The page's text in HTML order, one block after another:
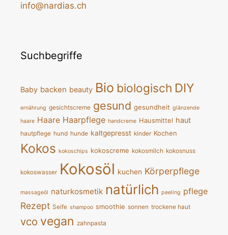
info@nardias.ch
Suchbegriffe
Baby backen beauty Bio biologisch DIY
ernährung gesichtscreme gesund gesundheit glänzende
haare Haare Haarpflege handcreme Hausmittel haut
hautpflege hund hunde kaltgepresst kinder Kochen
Kokos kokoschips kokoscreme kokosmilch kokosnuss
kokoswasser Kokosöl kuchen Körperpflege
massageöl naturkosmetik natürlich peeling pflege
Rezept Seife shampoo smoothie sonnen trockene haut
vco vegan zahnpasta